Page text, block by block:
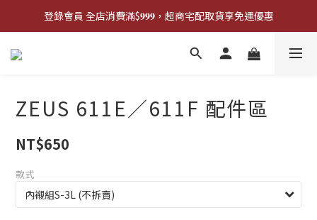
登錄會員 全店消費滿$𝟗𝟗𝟗，超商宅配取貨享免運優惠
登錄會員 全店消費滿$𝟗𝟗𝟗，超商宅配取貨享免運優惠
歡迎來門市試戴尺寸
登錄會員 全店消費滿$𝟗𝟗𝟗，超商宅配取貨享免運優惠
ZEUS 611E／611F 配件區
NT$650
款式